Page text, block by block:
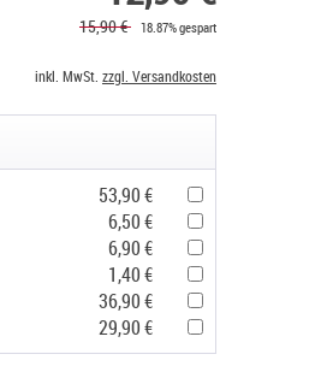
15,90 € 18.87% gespart
inkl. MwSt. zzgl. Versandkosten
53,90 €
6,50 €
6,90 €
1,40 €
36,90 €
29,90 €